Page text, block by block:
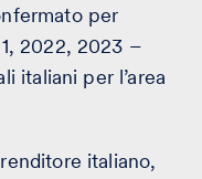
per
2022, 2023 –
italiani per l’area
italiano,